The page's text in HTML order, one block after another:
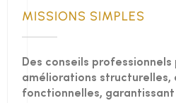
MISSIONS SIMPLES
Des conseils professionnels
améliorations structurelles,
fonctionnelles,